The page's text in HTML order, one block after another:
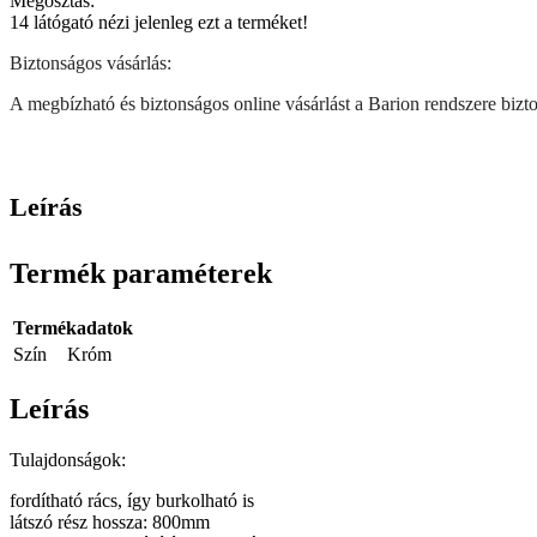
14 látógató nézi jelenleg ezt a terméket!
Biztonságos vásárlás:
A megbízható és biztonságos online vásárlást a Barion rendszere
Leírás
Termék paraméterek
Termékadatok
Szín
Króm
Leírás
Tulajdonságok:
fordítható rács, így burkolható is
látszó rész hossza: 800mm